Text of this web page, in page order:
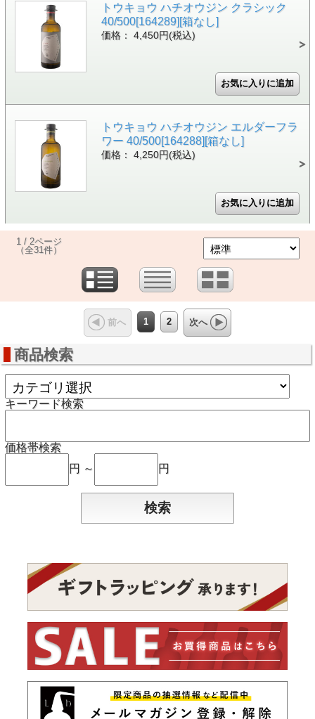
トウキョウ ハチオウジン クラシック
40/500[164289][箱なし]
価格： 4,450円(税込)
トウキョウ ハチオウジン エルダーフラ
ワー 40/500[164288][箱なし]
価格： 4,250円(税込)
1 / 2ページ
（全31件）
前へ 1 2 次へ
商品検索
キーワード検索
価格帯検索
円 ～
円